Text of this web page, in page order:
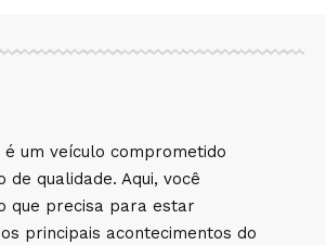
é um veículo comprometido
de qualidade. Aqui, você
que precisa para estar
principais acontecimentos do